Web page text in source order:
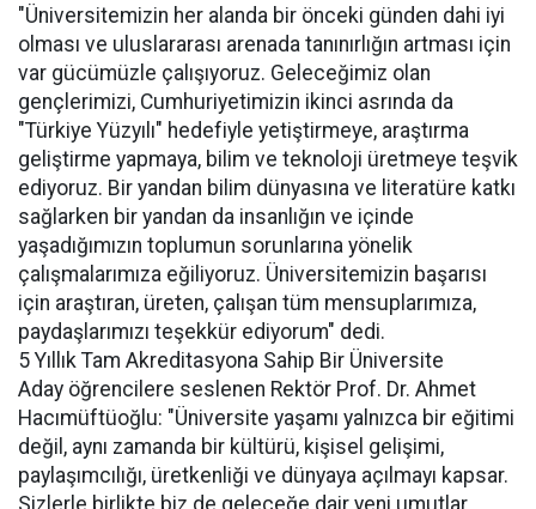
"Üniversitemizin her alanda bir önceki günden dahi iyi
olması ve uluslararası arenada tanınırlığın artması için
var gücümüzle çalışıyoruz. Geleceğimiz olan
gençlerimizi, Cumhuriyetimizin ikinci asrında da
"Türkiye Yüzyılı" hedefiyle yetiştirmeye, araştırma
geliştirme yapmaya, bilim ve teknoloji üretmeye teşvik
ediyoruz. Bir yandan bilim dünyasına ve literatüre katkı
sağlarken bir yandan da insanlığın ve içinde
yaşadığımızın toplumun sorunlarına yönelik
çalışmalarımıza eğiliyoruz. Üniversitemizin başarısı
için araştıran, üreten, çalışan tüm mensuplarımıza,
paydaşlarımızı teşekkür ediyorum" dedi.
5 Yıllık Tam Akreditasyona Sahip Bir Üniversite
Aday öğrencilere seslenen Rektör Prof. Dr. Ahmet
Hacımüftüoğlu: "Üniversite yaşamı yalnızca bir eğitimi
değil, aynı zamanda bir kültürü, kişisel gelişimi,
paylaşımcılığı, üretkenliği ve dünyaya açılmayı kapsar.
Sizlerle birlikte biz de geleceğe dair yeni umutlar